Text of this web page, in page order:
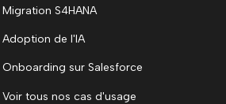
Migration S4HANA
Adoption de l'IA
Onboarding sur Salesforce
Voir tous nos cas d'usage